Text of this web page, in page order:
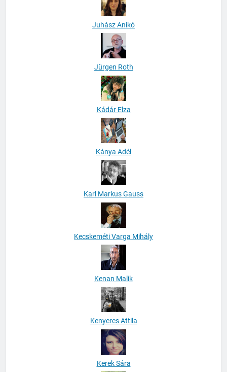
Juhász Anikó
Jürgen Roth
Kádár Elza
Kánya Adél
Karl Markus Gauss
Kecskeméti Varga Mihály
Kenan Malik
Kenyeres Attila
Kerek Sára